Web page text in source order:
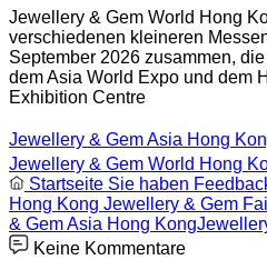
Jewellery & Gem World Hong
verschiedenen kleineren
September 2026 zusammen,
dem Asia World Expo und dem
Exhibition Centre
Jewellery & Gem Asia Hong
Jewellery & Gem World Hong
Startseite Sie haben
Hong Kong Jewellery & Gem
& Gem Asia Hong Kong
Keine Kommentare